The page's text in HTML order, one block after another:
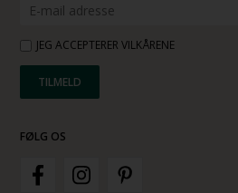
JEG ACCEPTERER VILKÅRENE
FØLG OS